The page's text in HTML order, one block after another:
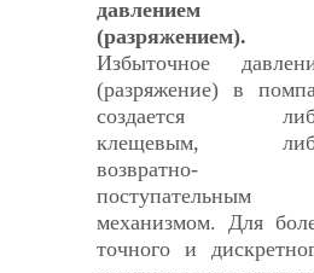
давлением
(разряжением).
Избыточное
(разряжение) в
создается
клещевым,
возвратно-
поступательным
механизмом. Для
точного и